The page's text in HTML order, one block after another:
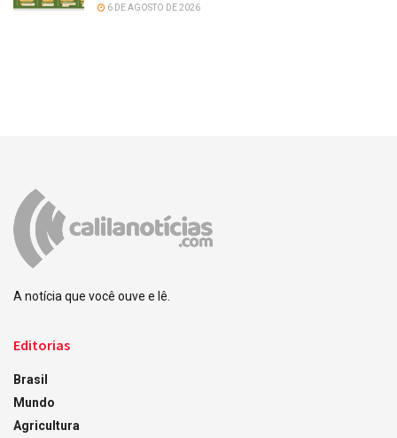
6 DE AGOSTO DE 2026
A notícia que você ouve e lê.
Editorias
Brasil
Mundo
Agricultura